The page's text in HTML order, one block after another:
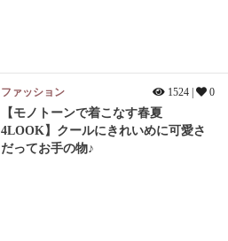
ファッション 1524 | 0
【モノトーンで着こなす春夏
4LOOK】クールにきれいめに可愛さ
だってお手の物♪